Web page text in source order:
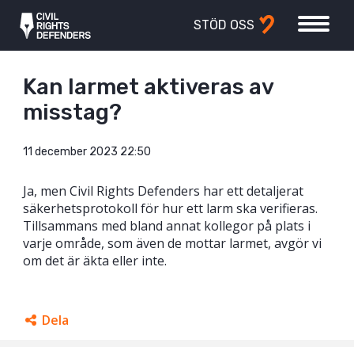
STÖD OSS
Kan larmet aktiveras av
misstag?
11 december 2023 22:50
Ja, men Civil Rights Defenders har ett detaljerat
säkerhetsprotokoll för hur ett larm ska verifieras.
Tillsammans med bland annat kollegor på plats i
varje område, som även de mottar larmet, avgör vi
om det är äkta eller inte.
Dela